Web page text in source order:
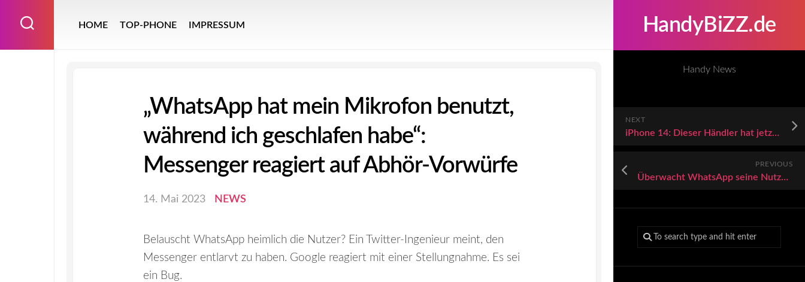
HandyBiZZ.de
Handy News
NEXT
iPhone 14: Dieser Händler hat jetzt den krassesten Rabatt
PREVIOUS
Überwacht WhatsApp seine Nutzer? Ein Insider packt aus und berichtet
HOME TOP-PHONE IMPRESSUM
„WhatsApp hat mein Mikrofon benutzt,
während ich geschlafen habe“:
Messenger reagiert auf Abhör-Vorwürfe
14. Mai 2023 NEWS
Belauscht WhatsApp heimlich die Nutzer? Ein Twitter-Ingenieur meint, den
Messenger entlarvt zu haben. Google reagiert mit einer Stellungnahme. Es sei
ein Bug.